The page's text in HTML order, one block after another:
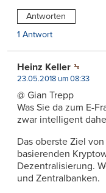
Antworten
1 Antwort
Heinz Keller
23.05.2018 um 08:33
@ Gian Trepp
Was Sie da zum E-
zwar intelligent
Das oberste Ziel
basierenden
Dezentralisierung.
und Zentralbanken.